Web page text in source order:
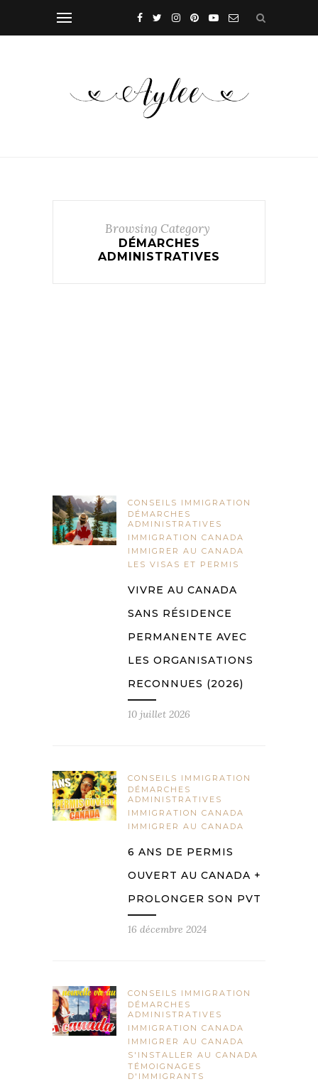
Browsing Category
DÉMARCHES
ADMINISTRATIVES
CONSEILS IMMIGRATION
DÉMARCHES
ADMINISTRATIVES
IMMIGRATION CANADA
IMMIGRER AU CANADA
LES VISAS ET PERMIS
VIVRE AU CANADA
SANS RÉSIDENCE
PERMANENTE AVEC
LES ORGANISATIONS
RECONNUES (2026)
10 juillet 2026
CONSEILS IMMIGRATION
DÉMARCHES
ADMINISTRATIVES
IMMIGRATION CANADA
IMMIGRER AU CANADA
6 ANS DE PERMIS
OUVERT AU CANADA +
PROLONGER SON PVT
16 décembre 2024
CONSEILS IMMIGRATION
DÉMARCHES
ADMINISTRATIVES
IMMIGRATION CANADA
IMMIGRER AU CANADA
S'INSTALLER AU CANADA
TÉMOIGNAGES
D'IMMIGRANTS